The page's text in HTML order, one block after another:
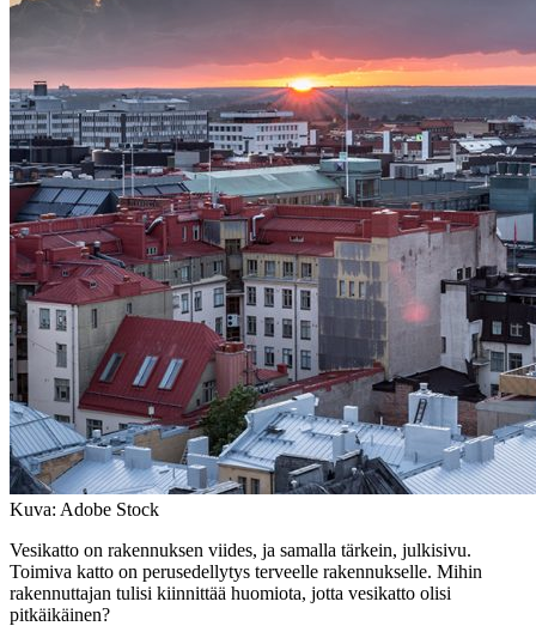
Kuva: Adobe Stock
Vesikatto on rakennuksen viides, ja samalla tärkein, julkisivu.
Toimiva katto on perusedellytys terveelle rakennukselle. Mihin
rakennuttajan tulisi kiinnittää huomiota, jotta vesikatto olisi
pitkäikäinen?